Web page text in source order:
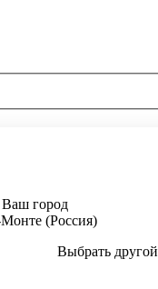
Ваш город
(Россия)
Выбрать другой